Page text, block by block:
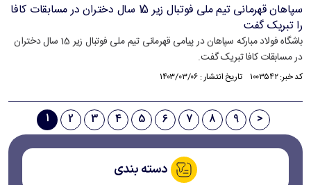
سپاهان قهرمانی تیم ملی فوتبال زیر 15 سال دختران در مسابقات کافا
را تبریک گفت
باشگاه فولاد مبارکه سپاهان در پیامی قهرمانی تیم ملی فوتبال زیر 15 سال دختران
در مسابقات کافا تبریک گفت.
کد خبر: ۱۰۰۳۵۴۲ تاریخ انتشار : ۱۴۰۳/۰۳/۰۶
1 2 3 4 5 6 7 8 9 >
دسته بندی